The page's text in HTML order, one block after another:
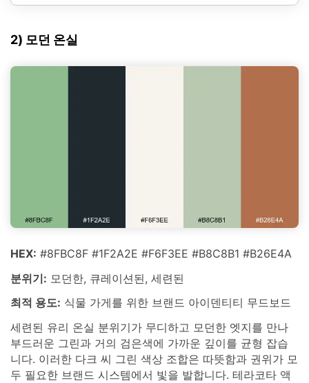
2) 모던 온실
HEX: #8FBC8F #1F2A2E #F6F3EE #B8C8B1 #B26E4A
분위기: 모던한, 큐레이션된, 세련된
최적 용도: 식물 가게를 위한 브랜드 아이덴티티 무드보드
세련된 유리 온실 분위기가 무디하고 모던한 엣지를 만나
부드러운 그린과 거의 검은색에 가까운 깊이를 균형 잡습
니다. 이러한 다크 씨 그린 색상 조합은 따뜻함과 권위가 모
두 필요한 브랜드 시스템에서 빛을 발합니다. 테라코타 액